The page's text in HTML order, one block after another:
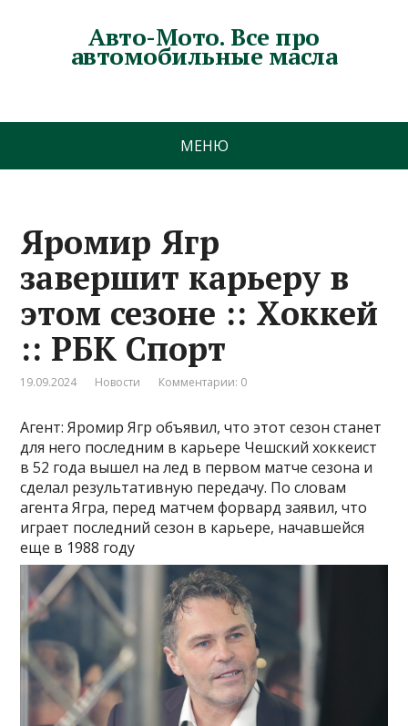
Авто-Мото. Все про
автомобильные масла
МЕНЮ
Яромир Ягр
завершит карьеру в
этом сезоне :: Хоккей
:: РБК Спорт
19.09.2024 Новости Комментарии: 0
Агент: Яромир Ягр объявил, что этот сезон станет
для него последним в карьере Чешский хоккеист
в 52 года вышел на лед в первом матче сезона и
сделал результативную передачу. По словам
агента Ягра, перед матчем форвард заявил, что
играет последний сезон в карьере, начавшейся
еще в 1988 году